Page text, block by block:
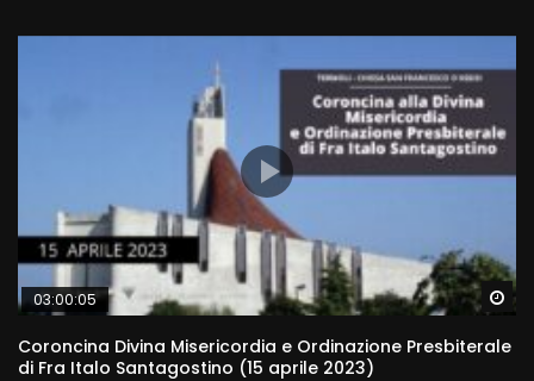
03:00:05
Coroncina Divina Misericordia e Ordinazione Presbiterale
di Fra Italo Santagostino (15 aprile 2023)